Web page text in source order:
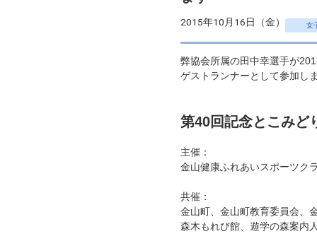
2015年10月16日（金） 女
弊協会所属の田中幸選手が
ゲストランナーとして参加し
第40回記念とこみど
主催：
金山健康ふれあいスポーツク
共催：
金山町、金山町教育委員会、
森木もれび館、遊学の森案内